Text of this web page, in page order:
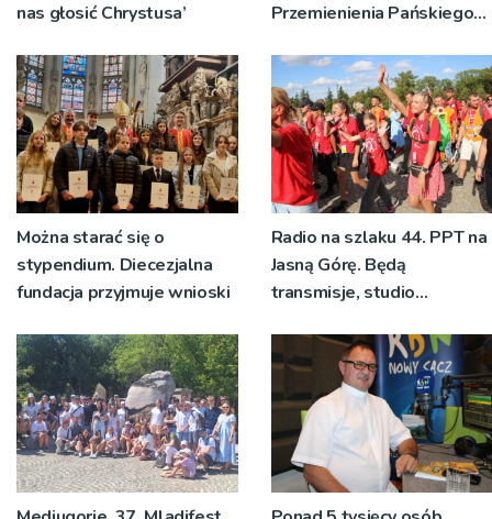
nas głosić Chrystusa’
Przemienienia Pańskiego
znaczeniu Sakramentów
[ZDJĘCIA]
Można starać się o
stypendium. Diecezjalna
fundacja przyjmuje wnioski
Radio na szlaku 44. PPT na
Jasną Górę. Będą
transmisje, studio
pozdrowienia